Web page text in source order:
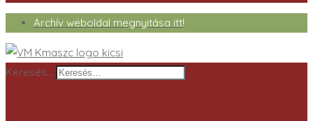
Archív weboldal megnyitása itt!
Keresés…